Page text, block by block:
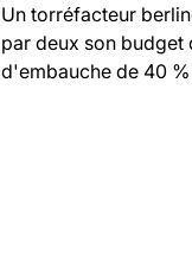
Un torréfacteur
par deux son budget
d'embauche de 40